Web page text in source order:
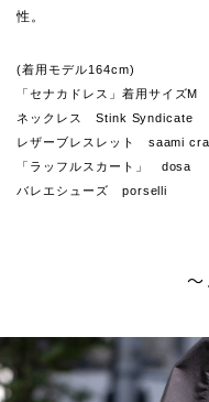
性。
(着用モデル164cm)
「セナカドレス」着用サイズM
ネックレス Stink Syndicate
レザーブレスレット saami
「ラッフルスカート」 dosa
バレエシューズ porselli